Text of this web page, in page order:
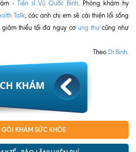
ung thư sớm
biệt
từ xa
sóc y tế 24/7
– MEDI-OFFICE
– MEDI-HOME
- Tiến sĩ Vũ Quốc Bình. Phòng khám hy
Talk, các anh chị em sẽ cải thiện lối sống
thiểu tối đa nguy cơung thưcũng như
Theo Dr.Binh.
KHÁM SỨC KHỎE